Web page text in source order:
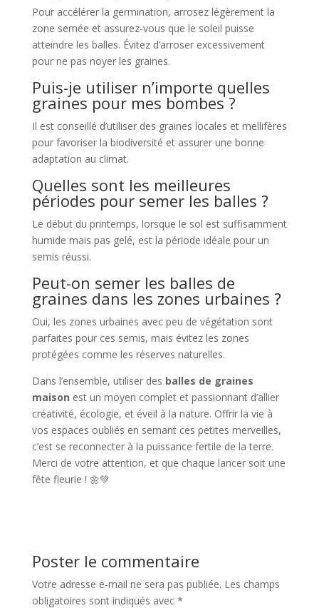
Pour accélérer la germination, arrosez légèrement la
zone semée et assurez-vous que le soleil puisse
atteindre les balles. Évitez d’arroser excessivement
pour ne pas noyer les graines.
Puis-je utiliser n’importe quelles
graines pour mes bombes ?
Il est conseillé d’utiliser des graines locales et mellifères
pour favoriser la biodiversité et assurer une bonne
adaptation au climat.
Quelles sont les meilleures
périodes pour semer les balles ?
Le début du printemps, lorsque le sol est suffisamment
humide mais pas gelé, est la période idéale pour un
semis réussi.
Peut-on semer les balles de
graines dans les zones urbaines ?
Oui, les zones urbaines avec peu de végétation sont
parfaites pour ces semis, mais évitez les zones
protégées comme les réserves naturelles.
Dans l’ensemble, utiliser des balles de graines
maison est un moyen complet et passionnant d’allier
créativité, écologie, et éveil à la nature. Offrir la vie à
vos espaces oubliés en semant ces petites merveilles,
c’est se reconnecter à la puissance fertile de la terre.
Merci de votre attention, et que chaque lancer soit une
fête fleurie ! 🌼💚
Poster le commentaire
Votre adresse e-mail ne sera pas publiée. Les champs
obligatoires sont indiqués avec *